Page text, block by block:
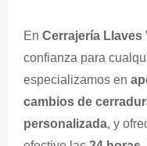
En Cerrajería Llaves
confianza para
especializamos en
cambios de
personalizada, y